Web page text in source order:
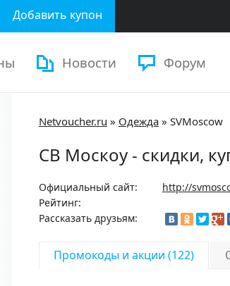
Добавить купон
Новости Форум
Netvoucher.ru » Одежда» SVMoscow
СВ Москоу - скидки,
Официальный сайт:
http://
Рейтинг:
Рассказать друзьям:
Промокоды и акции (122)